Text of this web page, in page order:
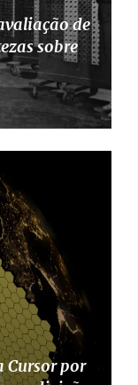
de
sobre
Cursor por